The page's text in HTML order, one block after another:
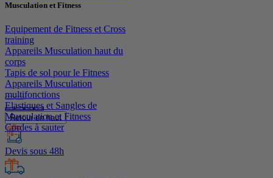
Musculation et Fitness
Equipement de Fitness et Cross
training
Appareils Musculation haut du
corps
Tapis de sol pour le Fitness
Appareils Musculation
multifonctions
Elastiques et Sangles de
Musculation et Fitness
Cordes à sauter
Retour en haut
Devis sous 48h